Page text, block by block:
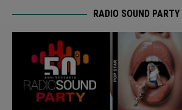
RADIO SOUND PARTY